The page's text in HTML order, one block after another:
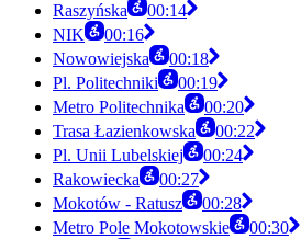
Raszyńska
00:14
NIK
00:16
Nowowiejska
00:18
Pl. Politechniki
00:19
Metro Politechnika
00:20
Trasa Łazienkowska
00:22
Pl. Unii Lubelskiej
00:24
Rakowiecka
00:27
Mokotów - Ratusz
00:28
Metro Pole Mokotowskie
00:30